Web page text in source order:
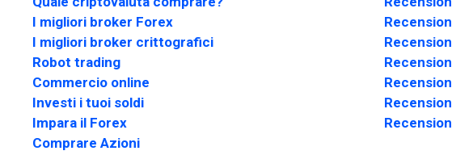
I migliori broker Forex
I migliori broker crittografici
Robot trading
Commercio online
Investi i tuoi soldi
Impara il Forex
Comprare Azioni